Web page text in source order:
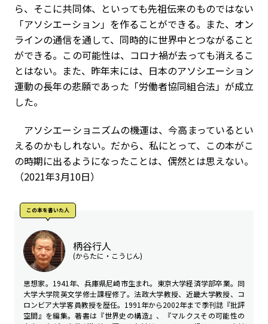
ら、そこに共同体、といっても先祖伝来のものではない
「アソシエーション」を作ることができる。また、オン
ラインの通信を通して、同時的に世界中とつながること
ができる。この可能性は、コロナ禍が去っても消えるこ
とはない。また、昨年末には、日本のアソシエーション
運動の長年の悲願であった「労働者協同組合法」が成立
した。
アソシエーショニズムの機運は、今高まっているとい
えるのかもしれない。だから、私にとって、この本がこ
の時期に出るようになったことは、偶然とは思えない。
（2021年3月10日）
この本を書いた人
柄谷行人
(からたに・こうじん)
思想家。1941年、兵庫県尼崎市生まれ。東京大学経済学部卒業。同
大学大学院英文学修士課程修了。法政大学教授、近畿大学教授、コ
ロンビア大学客員教授を歴任。1991年から2002年まで季刊誌『批評
空間』を編集。著書は『世界史の構造』、『マルクスその可能性の